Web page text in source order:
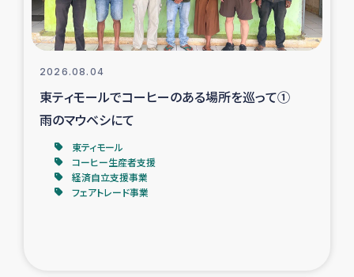
シリア国内避難民・帰還民の生活再建支援
トルコにおけるシリア難民支援事業
インドネシア中部 スラウェシの地震・津波被災者支援
スリランカ ジャフナ県干物事業
2026.08.04
東ティモールでコーヒーのある場所を巡って①
雨のマウベシにて
東ティモール
コーヒー生産者支援
経済自立支援事業
フェアトレード事業